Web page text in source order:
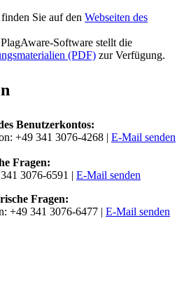
Sie auf den Webseiten des
Software stellt die
(PDF) zur Verfügung.
Benutzerkontos:
+49 341 3076-4268 | E-Mail senden
Fragen:
3076-6591 | E-Mail senden
Fragen:
+49 341 3076-6477 | E-Mail senden